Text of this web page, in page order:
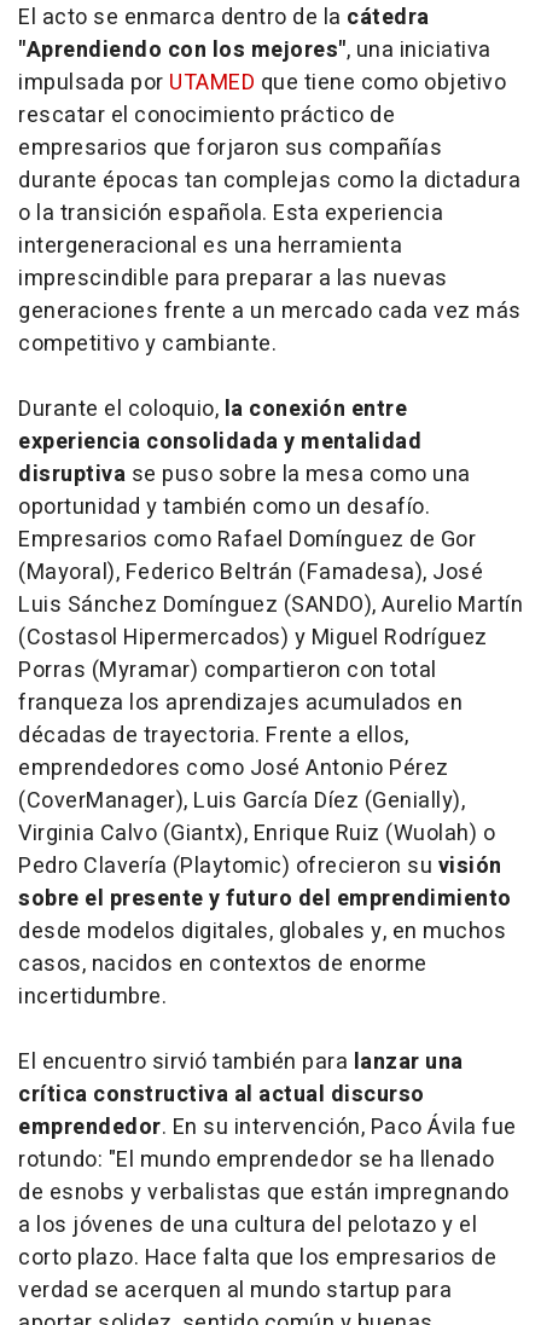
El acto se enmarca dentro de la cátedra
"Aprendiendo con los mejores", una iniciativa
impulsada por UTAMED que tiene como objetivo
rescatar el conocimiento práctico de
empresarios que forjaron sus compañías
durante épocas tan complejas como la dictadura
o la transición española. Esta experiencia
intergeneracional es una herramienta
imprescindible para preparar a las nuevas
generaciones frente a un mercado cada vez más
competitivo y cambiante.
Durante el coloquio, la conexión entre
experiencia consolidada y mentalidad
disruptiva se puso sobre la mesa como una
oportunidad y también como un desafío.
Empresarios como Rafael Domínguez de Gor
(Mayoral), Federico Beltrán (Famadesa), José
Luis Sánchez Domínguez (SANDO), Aurelio Martín
(Costasol Hipermercados) y Miguel Rodríguez
Porras (Myramar) compartieron con total
franqueza los aprendizajes acumulados en
décadas de trayectoria. Frente a ellos,
emprendedores como José Antonio Pérez
(CoverManager), Luis García Díez (Genially),
Virginia Calvo (Giantx), Enrique Ruiz (Wuolah) o
Pedro Clavería (Playtomic) ofrecieron su visión
sobre el presente y futuro del emprendimiento
desde modelos digitales, globales y, en muchos
casos, nacidos en contextos de enorme
incertidumbre.
El encuentro sirvió también para lanzar una
crítica constructiva al actual discurso
emprendedor. En su intervención, Paco Ávila fue
rotundo: "El mundo emprendedor se ha llenado
de esnobs y verbalistas que están impregnando
a los jóvenes de una cultura del pelotazo y el
corto plazo. Hace falta que los empresarios de
verdad se acerquen al mundo startup para